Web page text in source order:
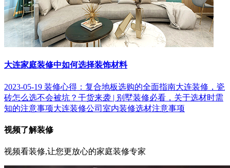
大连家庭装修中如何选择装饰材料
2023-05-19 装修心得：复合地板选购的全面指南大连装修，瓷
砖怎么选不会被坑？ 干货来袭 | 别墅装修必看，关于选材时需
知的注意事项大连装修公司室内装修选材注意事项
视频了解装修
视频看装修,让您更放心的家庭装修专家